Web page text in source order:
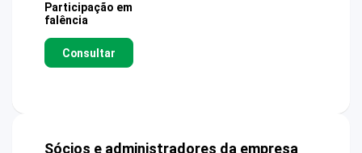
Participação em
falência
Consultar
Sócios e administradores da empresa